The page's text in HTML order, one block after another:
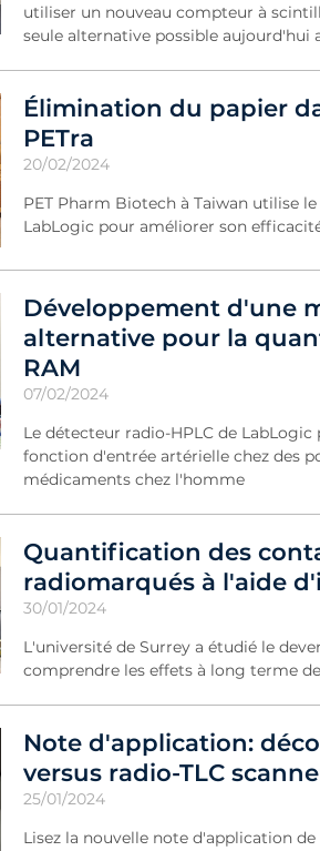
utiliser un nouveau compteur à
seule alternative possible aujourd'hui
Élimination du papier
PETra
20/02/2024
PET Pharm Biotech à Taiwan utilise
LabLogic pour améliorer son
Développement d'une
alternative pour la
RAM
07/02/2024
Le détecteur radio-HPLC de
fonction d'entrée artérielle chez des
médicaments chez l'homme
Quantification des
radiomarqués à l'aide
30/01/2024
L'université de Surrey a étudié le
comprendre les effets à long terme
Note d'application:
versus radio-TLC
25/01/2024
Lisez la nouvelle note d'application